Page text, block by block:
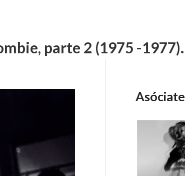
parte 2 (1975 -1977).
Asóciate